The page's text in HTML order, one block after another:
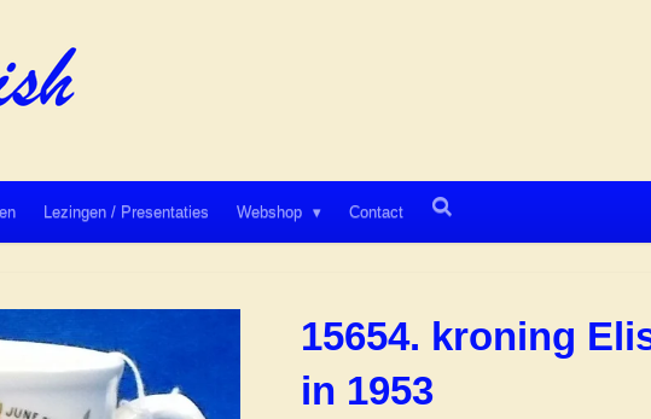
Lezingen / Presentaties Webshop Contact
15654. kroning
in 1953